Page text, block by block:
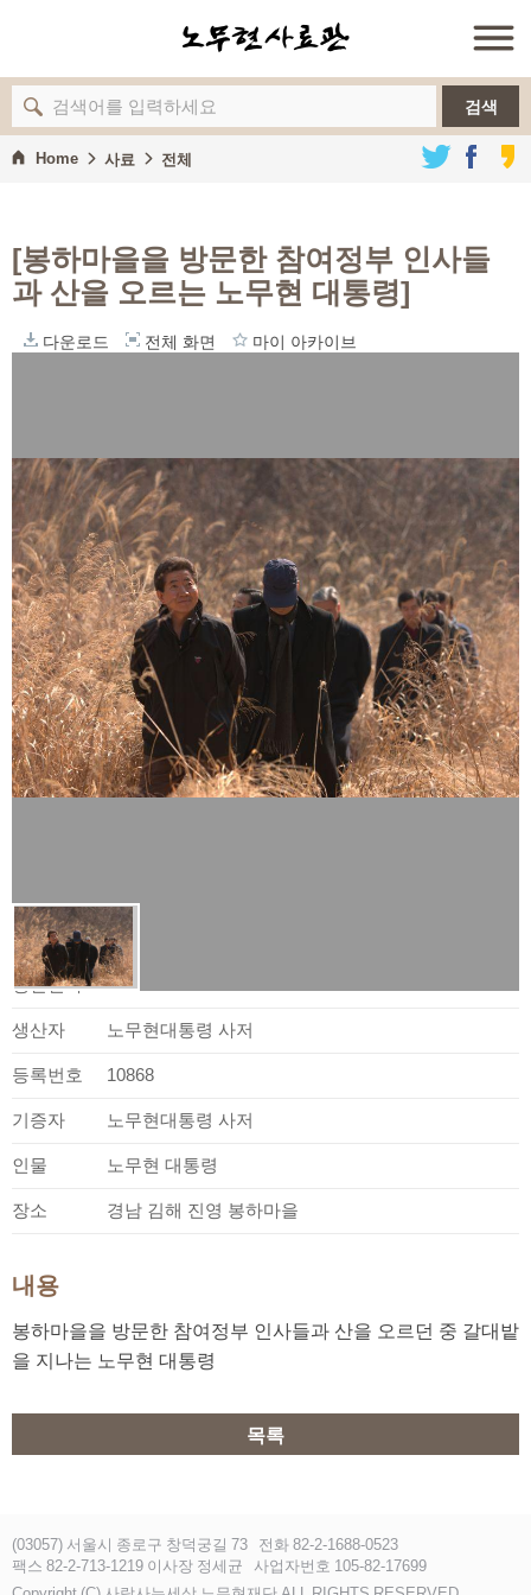
검색
Home 사료 전체
[봉하마을을 방문한 참여정부 인사들
과 산을 오르는 노무현 대통령]
다운로드 전체 화면 마이 아카이브
사료정보
생산일자 2008.03.05.
생산자 노무현대통령 사저
등록번호 10868
기증자 노무현대통령 사저
인물 노무현 대통령
장소 경남 김해 진영 봉하마을
내용
봉하마을을 방문한 참여정부 인사들과 산을 오르던 중 갈대밭
을 지나는 노무현 대통령
목록
(03057) 서울시 종로구 창덕궁길 73
전화 82-2-1688-0523
팩스 82-2-713-1219 이사장 정세균
사업자번호 105-82-17699